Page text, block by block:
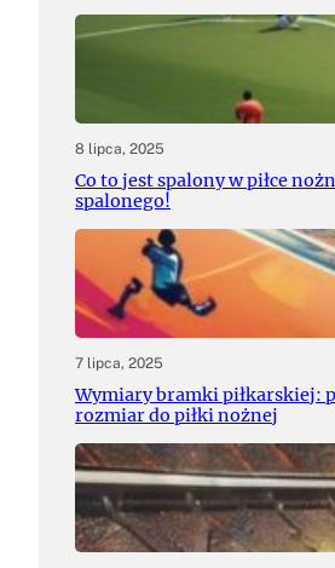
8 lipca, 2025
Co to jest spalony w piłce
spalonego!
7 lipca, 2025
Wymiary bramki piłkarskiej:
rozmiar do piłki nożnej